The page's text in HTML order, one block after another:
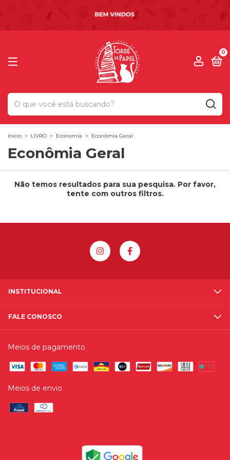
0
Início > LIVRO > Economia > Econômia Geral
Econômia Geral
Não temos resultados para sua pesquisa. Por favor,
tente com outros filtros.
INSTITUCIONAL
FALE CONOSCO
Meios de pagamento
Meios de envio